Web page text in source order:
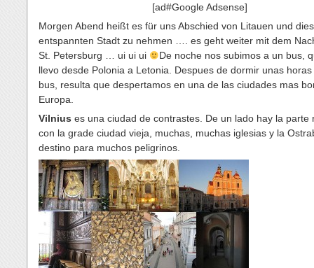
[ad#Google Adsense]
Morgen Abend heißt es für uns Abschied von Litauen und
entspannten Stadt zu nehmen …. es geht weiter mit dem
St. Petersburg … ui ui ui
De noche nos subimos a un bus,
llevo desde Polonia a Letonia. Despues de dormir unas
bus, resulta que despertamos en una de las ciudades mas
Europa.
Vilnius es una ciudad de contrastes. De un lado hay la parte
con la grade ciudad vieja, muchas, muchas iglesias y la
destino para muchos peligrinos.